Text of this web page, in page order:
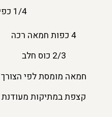
1/4 כפית קינמון
4 כפות חמאה רכה
2/3 כוס חלב
חמאה מומסת לפי הצורך
קצפת במתיקות מעודנת